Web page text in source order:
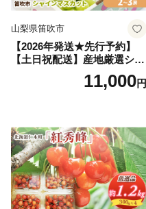
山梨県笛吹市
【2026年発送★先行予約】
【土日祝配送】産地厳選シャ
インマスカット1.2kg～1.3kg
（2房～3房）※沖縄・離島配
笛吹市 山梨県 フルーツ 果物
ぶどう 葡萄 大粒 シャインマ
スカット おすすめ シャイン
マスカット 贈答 ギフト 産地
笛吹市 シャインマスカット
笛吹 葡萄 国産 ぶどう 人気
国産 1.2kg 先行｜
11,000円